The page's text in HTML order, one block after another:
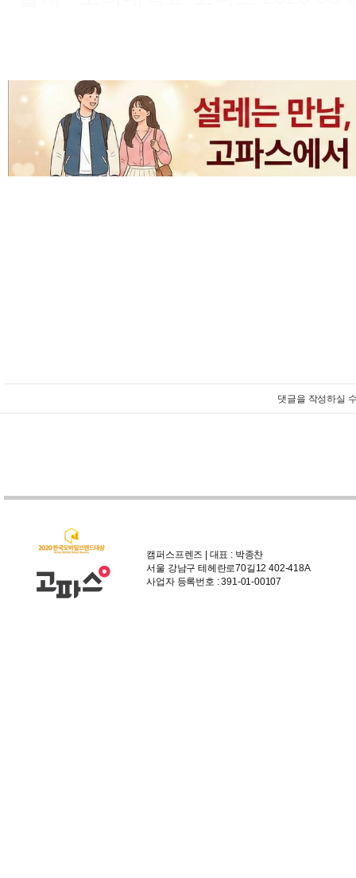
댓글을 작성하실
캠퍼스프렌즈 | 대표 : 박종찬
서울 강남구 테헤란로70길12 402-418A
사업자 등록번호 : 391-01-00107